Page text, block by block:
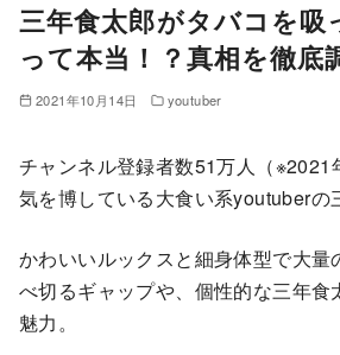
三年食太郎がタバコを吸
って本当！？真相を徹底
2021年10月14日 youtuber
チャンネル登録者数51万人（※2021
気を博している大食い系youtuberの
かわいいルックスと細身体型で大量
べ切るギャップや、個性的な三年食
魅力。